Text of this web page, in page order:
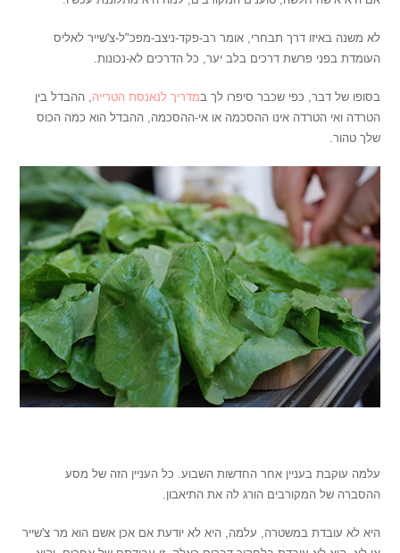
לא משנה באיזו דרך תבחרי, אומר רב-פקד-ניצב-מפכ"ל-צ'שייר לאליס
העומדת בפני פרשת דרכים בלב יער, כל הדרכים לא-נכונות.
בסופו של דבר, כפי שכבר סיפרו לך במדריך לנאנסת הטרייה, ההבדל בין
הטרדה ואי הטרדה אינו ההסכמה או אי-ההסכמה, ההבדל הוא כמה הכוס
שלך טהור.
עלמה עוקבת בעניין אחר החדשות השבוע. כל העניין הזה של מסע
ההסברה של המקורבים הורג לה את התיאבון.
היא לא עובדת במשטרה, עלמה, היא לא יודעת אם אכן אשם הוא מר צ'שייר